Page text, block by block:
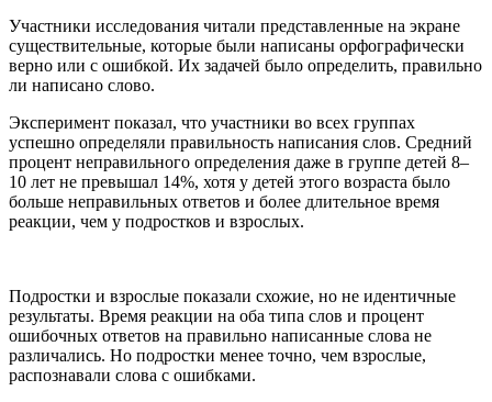
Участники исследования читали представленные на экране
существительные, которые были написаны орфографически
верно или с ошибкой. Их задачей было определить, правильно
ли написано слово.
Эксперимент показал, что участники во всех группах
успешно определяли правильность написания слов. Средний
процент неправильного определения даже в группе детей 8–
10 лет не превышал 14%, хотя у детей этого возраста было
больше неправильных ответов и более длительное время
реакции, чем у подростков и взрослых.
Подростки и взрослые показали схожие, но не идентичные
результаты. Время реакции на оба типа слов и процент
ошибочных ответов на правильно написанные слова не
различались. Но подростки менее точно, чем взрослые,
распознавали слова с ошибками.